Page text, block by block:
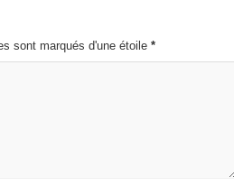
sont marqués d'une étoile *